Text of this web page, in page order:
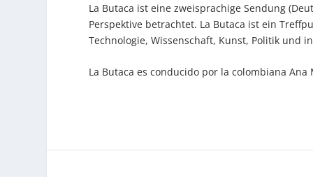
La Butaca ist eine zweisprachige Sendung
Perspektive betrachtet. La Butaca ist ein
Technologie, Wissenschaft, Kunst, Politik und
La Butaca es conducido por la colombiana